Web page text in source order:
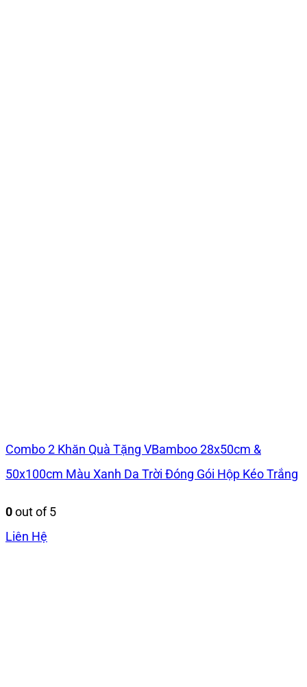
Combo 2 Khăn Quà Tặng VBamboo 28x50cm &
50x100cm Màu Xanh Da Trời Đóng Gói Hộp Kéo Trắng
0out of 5
Liên Hệ